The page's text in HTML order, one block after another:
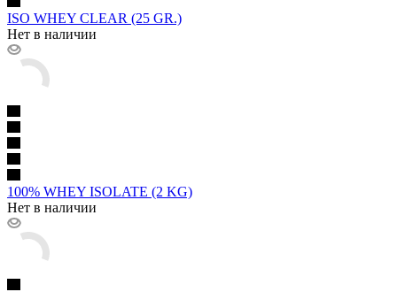
ISO WHEY CLEAR (25 GR.)
Нет в наличии
100% WHEY ISOLATE (2 KG)
Нет в наличии